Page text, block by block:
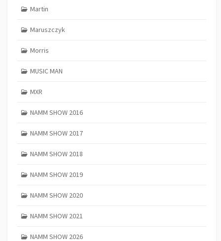
Martin
Maruszczyk
Morris
MUSIC MAN
MXR
NAMM SHOW 2016
NAMM SHOW 2017
NAMM SHOW 2018
NAMM SHOW 2019
NAMM SHOW 2020
NAMM SHOW 2021
NAMM SHOW 2026